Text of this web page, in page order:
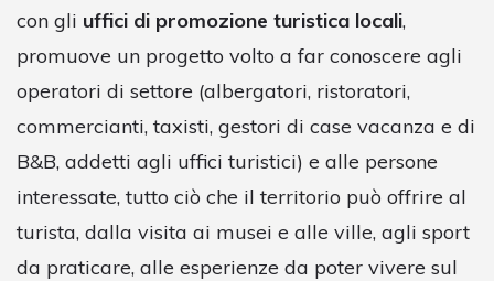
con gli uffici di promozione turistica locali,
promuove un progetto volto a far conoscere agli
operatori di settore (albergatori, ristoratori,
commercianti, taxisti, gestori di case vacanza e di
B&B, addetti agli uffici turistici) e alle persone
interessate, tutto ciò che il territorio può offrire al
turista, dalla visita ai musei e alle ville, agli sport
da praticare, alle esperienze da poter vivere sul